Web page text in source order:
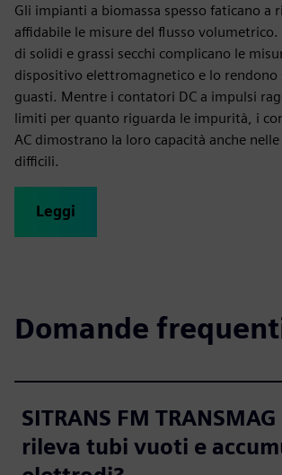
Gli impianti a biomassa spesso faticano a
affidabile le misure del flusso
di solidi e grassi secchi complicano le
dispositivo elettromagnetico e lo rendono
guasti. Mentre i contatori DC a impulsi
limiti per quanto riguarda le impurità, i
AC dimostrano la loro capacità anche
difficili.
Leggi
Domande
SITRANS FM TRANSMAG
rileva tubi vuoti e